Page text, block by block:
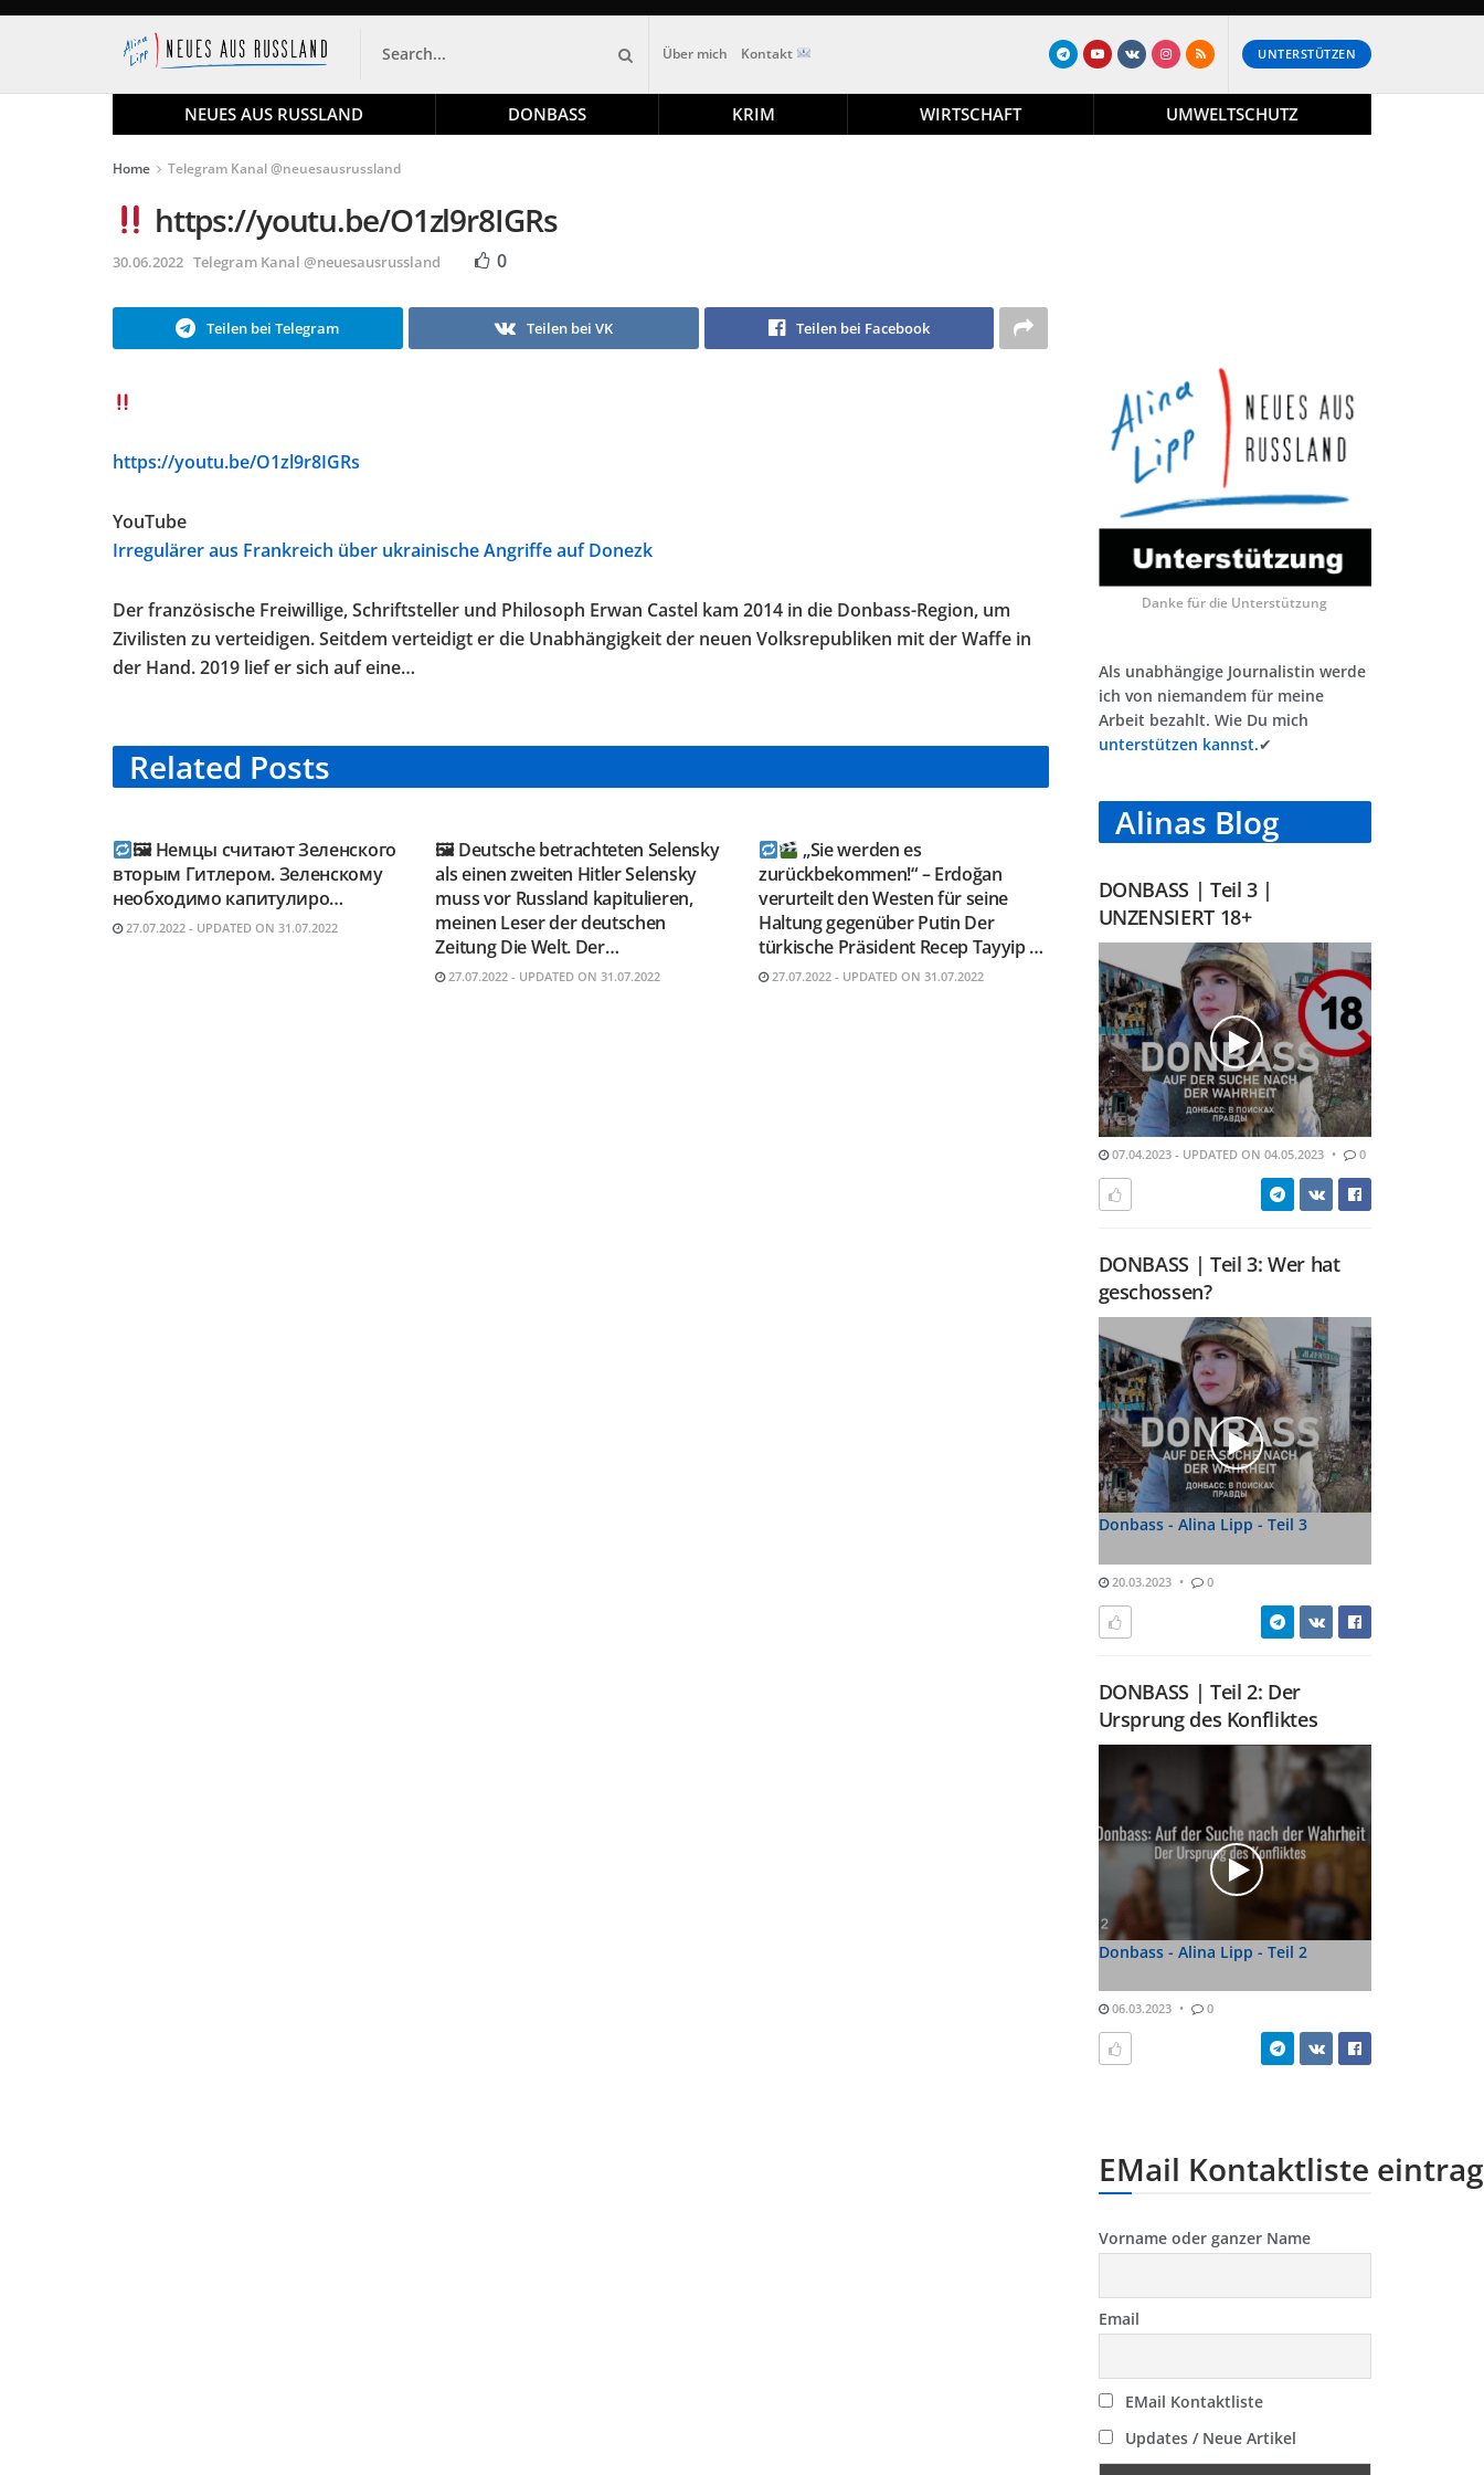
Über mich Kontakt UNTERSTÜTZEN
NEUES AUS RUSSLAND DONBASS KRIM WIRTSCHAFT UMWELTSCHUTZ
Home Telegram Kanal @neuesausrussland
https://youtu.be/O1zl9r8IGRs
30.06.2022 Telegram Kanal @neuesausrussland 0
Teilen bei Telegram Teilen bei VK Teilen bei Facebook
https://youtu.be/O1zl9r8IGRs
YouTube
Irregulärer aus Frankreich über ukrainische Angriffe auf Donezk
Der französische Freiwillige, Schriftsteller und Philosoph Erwan Castel kam 2014 in die Donbass-Region, um
Zivilisten zu verteidigen. Seitdem verteidigt er die Unabhängigkeit der neuen Volksrepubliken mit der Waffe in
der Hand. 2019 lief er sich auf eine…
Related Posts
TELEGRAM KANAL
🖼 Немцы считают Зеленского
вторым Гитлером. Зеленскому
необходимо капитулиро…
27.07.2022 - UPDATED ON 31.07.2022
TELEGRAM KANAL
🖼 Deutsche betrachteten Selensky
als einen zweiten Hitler Selensky
muss vor Russland kapitulieren,
meinen Leser der deutschen
Zeitung Die Welt. Der…
27.07.2022 - UPDATED ON 31.07.2022
TELEGRAM KANAL
„Sie werden es
zurückbekommen!“ – Erdoğan
verurteilt den Westen für seine
Haltung gegenüber Putin Der
türkische Präsident Recep Tayyip …
27.07.2022 - UPDATED ON 31.07.2022
Danke für die Unterstützung
Als unabhängige Journalistin werde
ich von niemandem für meine
Arbeit bezahlt. Wie Du mich
unterstützen kannst.✔
Alinas Blog
DONBASS | Teil 3 |
UNZENSIERT 18+
07.04.2023 - UPDATED ON 04.05.2023 0
DONBASS | Teil 3: Wer hat
geschossen?
Donbass - Alina Lipp - Teil 3
20.03.2023 0
DONBASS | Teil 2: Der
Ursprung des Konfliktes
Donbass - Alina Lipp - Teil 2
06.03.2023 0
EMail Kontaktliste
Vorname oder ganzer Name
Email
EMail Kontaktliste
Updates / Neue Artikel